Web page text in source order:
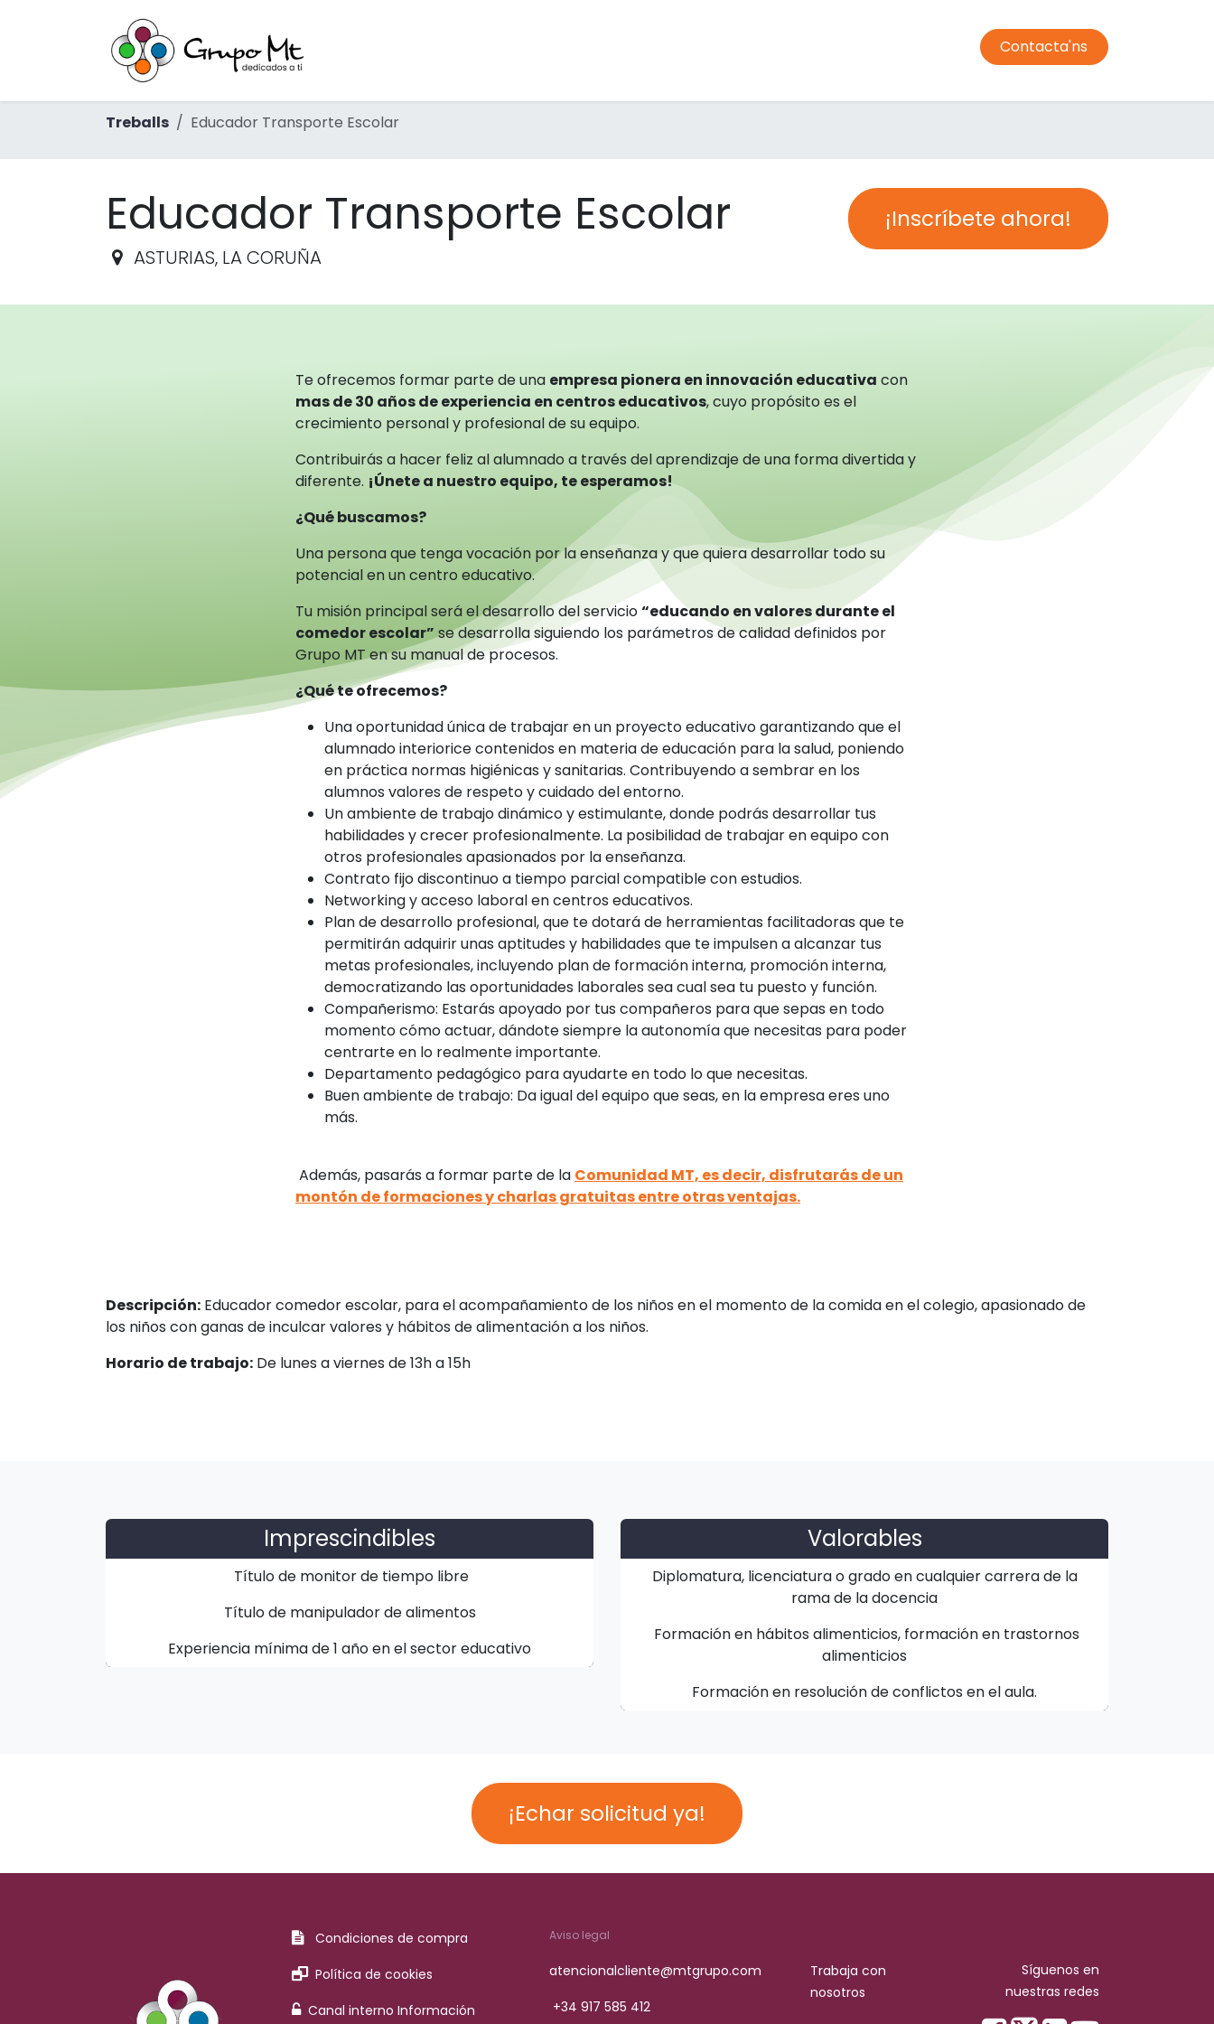
Condiciones de compra
Contacta'ns
Treballs Educador Transporte Escolar
¡Inscríbete ahora!
Educador Transporte Escolar
ASTURIAS, LA CORUÑA
Te ofrecemos formar parte de una empresa pionera en innovación educativa con
mas de 30 años de experiencia en centros educativos, cuyo propósito es el
crecimiento personal y profesional de su equipo.
Contribuirás a hacer feliz al alumnado a través del aprendizaje de una forma divertida y
diferente. ¡Únete a nuestro equipo, te esperamos!
¿Qué buscamos?
Una persona que tenga vocación por la enseñanza y que quiera desarrollar todo su
potencial en un centro educativo.
Tu misión principal será el desarrollo del servicio“educando en valores durante el
comedor escolar”se desarrolla siguiendo los parámetros de calidad definidos por
Grupo MT en su manual de procesos.
¿Qué te ofrecemos?
Una oportunidad única de trabajar en un proyecto educativo garantizando que el
alumnado interiorice contenidos en materia de educación para la salud, poniendo
en práctica normas higiénicas y sanitarias. Contribuyendo a sembrar en los
alumnos valores de respeto y cuidado del entorno.
Un ambiente de trabajo dinámico y estimulante, donde podrás desarrollar tus
habilidades y crecer profesionalmente. La posibilidad de trabajar en equipo con
otros profesionales apasionados por la enseñanza.
Contrato fijo discontinuo a tiempo parcial compatible con estudios.
Networking y acceso laboral en centros educativos.
Plan de desarrollo profesional, que te dotará de herramientas facilitadoras que te
permitirán adquirir unas aptitudes y habilidades que te impulsen a alcanzar tus
metas profesionales, incluyendo plan de formación interna, promoción interna,
democratizando las oportunidades laborales sea cual sea tu puesto y función.
Compañerismo: Estarás apoyado por tus compañeros para que sepas en todo
momento cómo actuar, dándote siempre la autonomía que necesitas para poder
centrarte en lo realmente importante.
Departamento pedagógico para ayudarte en todo lo que necesitas.
Buen ambiente de trabajo: Da igual del equipo que seas, en la empresa eres uno
más.
Además, pasarás a formar parte de la Comunidad MT, es decir, disfrutarás de un
montón de formaciones y charlas gratuitas entre otras ventajas.
Descripción: Educador comedor escolar, para el acompañamiento de los niños en el momento de la comida en el colegio, apasionado de
los niños con ganas de inculcar valores y hábitos de alimentación a los niños.
Horario de trabajo: De lunes a viernes de 13h a 15h
Imprescindibles
Título de monitor de tiempo libre
Título de manipulador de alimentos
Experiencia mínima de 1 año en el sector educativo
Valorables
Diplomatura, licenciatura o grado en cualquier carrera de la
rama de la docencia
Formación en hábitos alimenticios, formación en trastornos
alimenticios
Formación en resolución de conflictos en el aula.
¡Echar solicitud ya!
Condiciones de compra
Política de cookies
Canal interno Información
Aviso legal
atencionalcliente@mtgrupo.com
+34 917 585 412
Trabaja con
nosotros
Síguenos en
nuestras redes